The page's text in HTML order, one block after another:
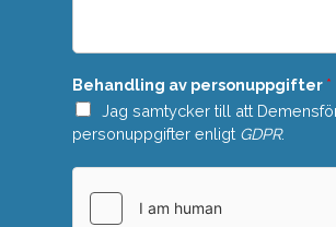
a
d
e
*
Behandling av personuppgifter *
Jag samtycker till att
personuppgifter enligt GDPR.